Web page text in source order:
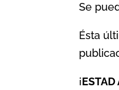
Se
Ésta
¡ESTAD